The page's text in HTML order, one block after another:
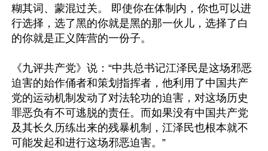
糊其词、蒙混过关。 即使你在体制内，你也可以进
行选择，选了黑的你就是黑的那一伙儿，选择了白
的你就是正义阵营的一份子。
《九评共产党》说：“中共总书记江泽民是这场邪恶
迫害的始作俑者和策划指挥者，他利用了中国共产
党的运动机制发动了对法轮功的迫害，对这场历史
罪恶负有不可逃脱的责任。而如果没有中国共产党
及其长久历练出来的残暴机制，江泽民也根本就不
可能发起和进行这场邪恶迫害。”